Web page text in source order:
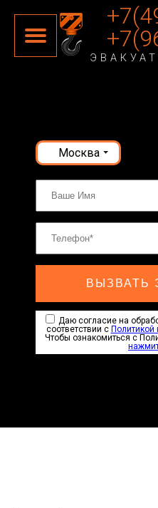
Москва
ВЫЗВАТЬ
Даю согласие на
соответствии с Политикой
Чтобы ознакомиться с